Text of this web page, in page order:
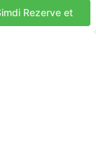
Rezerve et